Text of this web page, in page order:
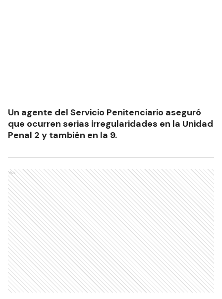
Un agente del Servicio Penitenciario aseguró
que ocurren serias irregularidades en la Unidad
Penal 2 y también en la 9.
Ads